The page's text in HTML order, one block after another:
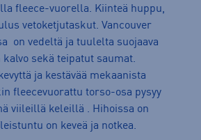
fleece-vuorella. Kiinteä huppu,
vetoketjutaskut. Vancouver
on vedeltä ja tuulelta suojaava
kalvo sekä teipatut saumat.
ja kestävää mekaanista
fleecevuorattu torso-osa pysyy
viileillä keleillä . Hihoissa on
on keveä ja notkea.